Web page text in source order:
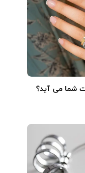
شما می آید؟